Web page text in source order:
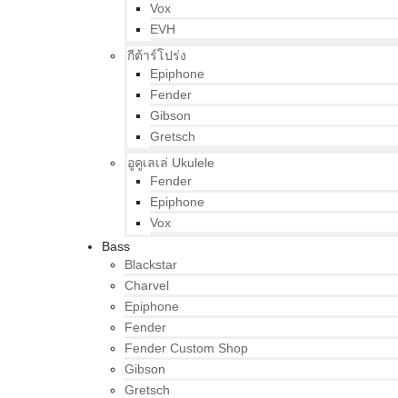
Vox
EVH
กีต้าร์โปร่ง
Epiphone
Fender
Gibson
Gretsch
อูคูเลเล่ Ukulele
Fender
Epiphone
Vox
Bass
Blackstar
Charvel
Epiphone
Fender
Fender Custom Shop
Gibson
Gretsch